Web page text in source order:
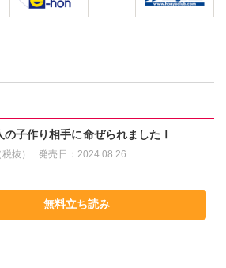
の子作り相手に命ぜられましたⅠ
抜） 発売日： 2024.08.26
無料立ち読み